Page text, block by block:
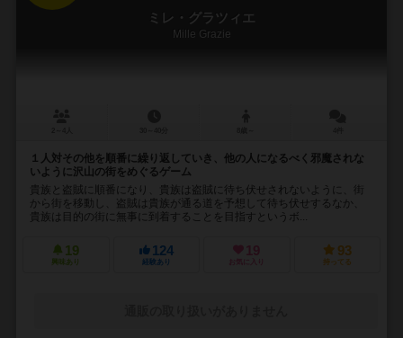
ミレ・グラツィエ
Mille Grazie
１人対その他を順番に繰り返していき、他の人になるべく邪魔されな
いように沢山の街をめぐるゲーム
貴族と盗賊に順番になり、貴族は盗賊に待ち伏せされないように、街
から街を移動し、盗賊は貴族が通る道を予想して待ち伏せするなか、
貴族は目的の街に無事に到着することを目指すというボ...
19
興味あり
124
経験あり
19
お気に入り
93
持ってる